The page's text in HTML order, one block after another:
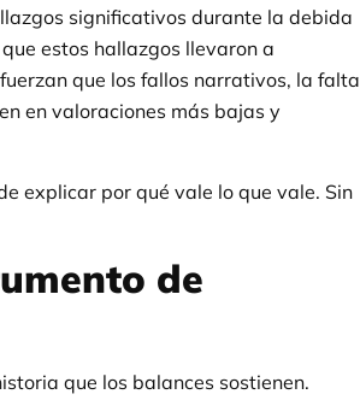
significativos durante la debida
estos hallazgos llevaron a
que los fallos narrativos, la falta
en valoraciones más bajas y
explicar por qué vale lo que vale. Sin
de
que los balances sostienen.